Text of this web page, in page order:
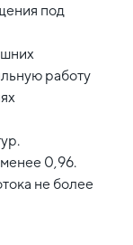
под
работу
0,96.
не более